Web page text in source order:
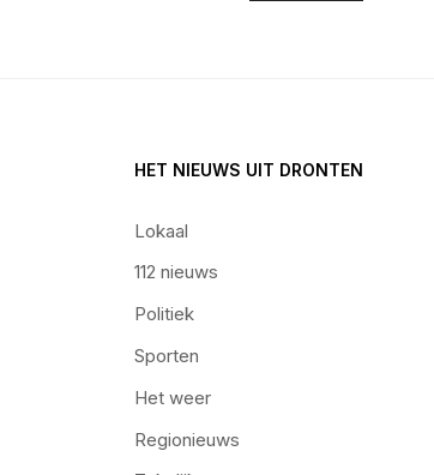
HET NIEUWS UIT DRONTEN
Lokaal
112 nieuws
Politiek
Sporten
Het weer
Regionieuws